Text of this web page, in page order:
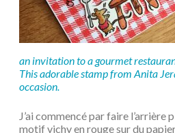
an invitation to a gourmet
This adorable stamp from Anita
occasion.
J’ai commencé par faire l’arrière
motif vichy en rouge sur du